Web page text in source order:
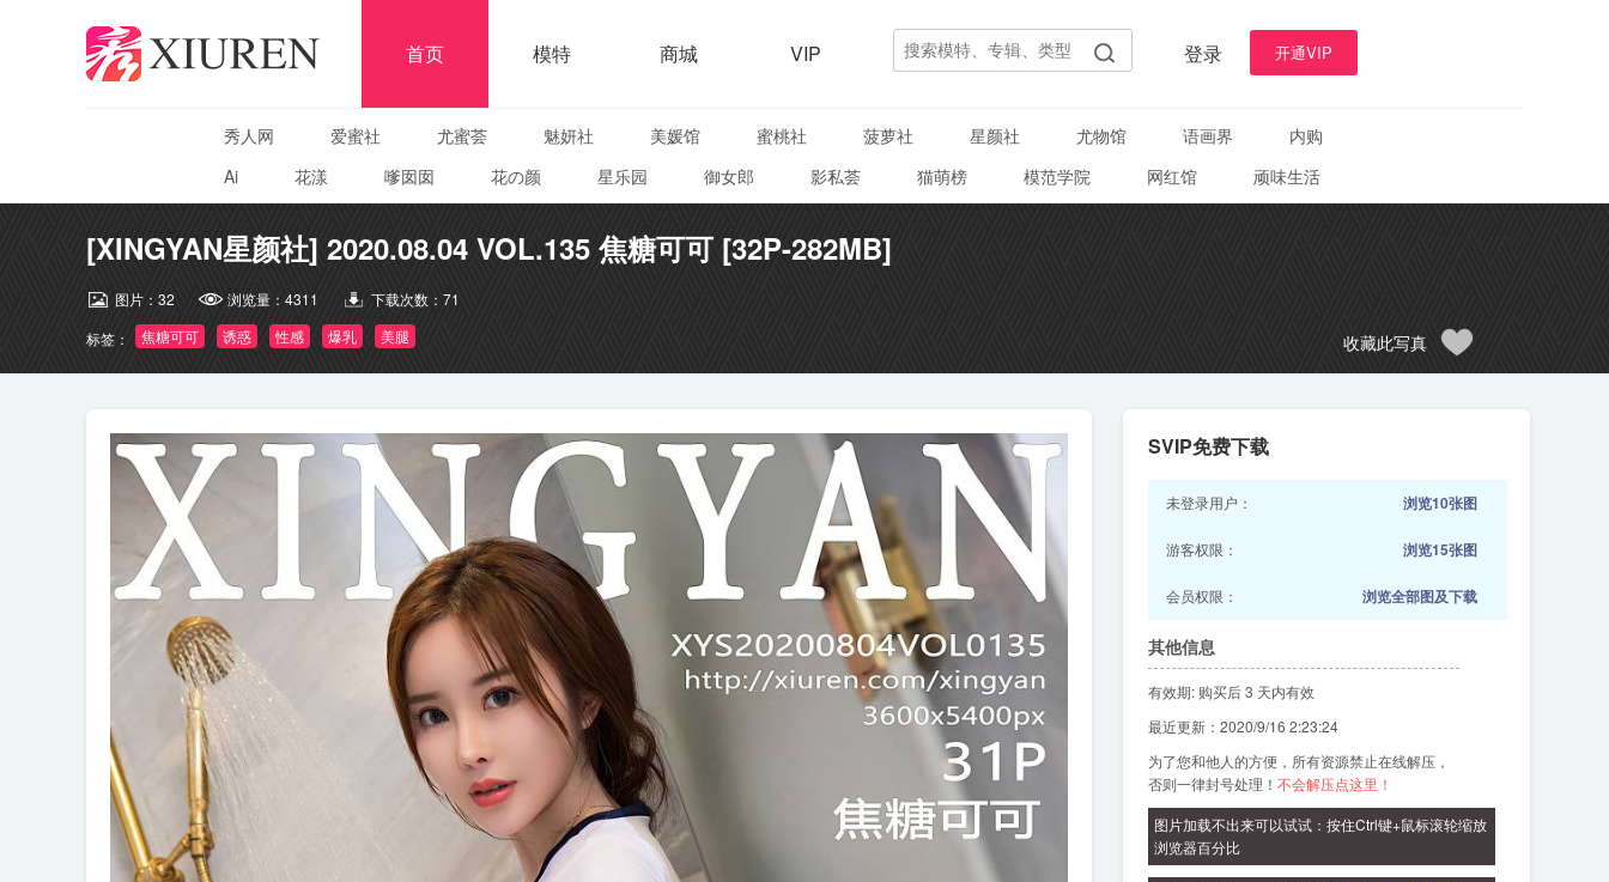
首页 模特 商城 VIP 登录 开通VIP
秀人网 爱蜜社 尤蜜荟 魅妍社 美媛馆 蜜桃社 菠萝社 星颜社 尤物馆 语画界
内购
Ai
花漾 嗲囡囡 花の颜 星乐园 御女郎 影私荟 猫萌榜 模范学院 网红馆 顽味生活
[XINGYAN星颜社] 2020.08.04 VOL.135 焦糖可可 [32P-282MB]
图片： 32 浏览量： 4311 下载次数： 71
标签：
焦糖可可 诱惑 性感 爆乳 美腿 收藏此写真
SVIP免费下载
未登录用户： 浏览10张图
游客权限： 浏览15张图
会员权限： 浏览全部图及下载
其他信息
有效期: 购买后 3 天内有效
最近更新：2020/9/16 2:23:24
为了您和他人的方便，所有资源禁止在线解压，
否则一律封号处理！ 不会解压点这里！
图片加载不出来可以试试：按住Ctrl键+鼠标滚轮缩放
浏览器百分比